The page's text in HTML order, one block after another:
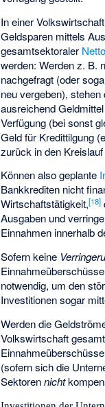
In einer
Geldsparen mittels
gesamtsektoraler
werden: Werden z. B.
nachgefragt (oder
neu vergeben),
ausreichend
Verfügung (bei sonst
Geld für Kredittilgung
zurück in den
Können also geplante
Bankkrediten nicht
Wirtschaftstätigkeit,[18]
Ausgaben und
Einnahmen innerhalb
Sofern keine
notwendig, um den
Investitionen sogar
Werden die
Volkswirtschaft
(sofern sich die
Sektorennicht